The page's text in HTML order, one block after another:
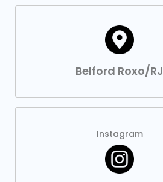
Belford Roxo/RJ
Instagram